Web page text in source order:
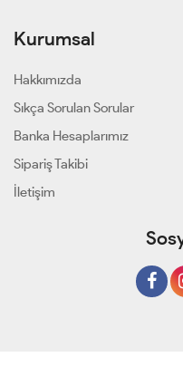
Kurumsal
Hakkımızda
Sıkça Sorulan Sorular
Banka Hesaplarımız
Sipariş Takibi
İletişim